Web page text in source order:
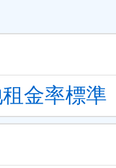
金率標準